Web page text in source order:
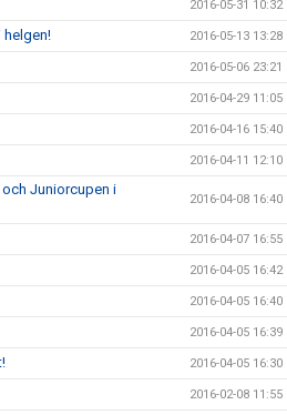
2016-05-31 10:32
helgen! 2016-05-13 13:28
2016-05-06 23:21
2016-04-29 11:05
2016-04-16 15:40
2016-04-11 12:10
Juniorcupen i
2016-04-08 16:40
2016-04-07 16:55
2016-04-05 16:42
2016-04-05 16:40
2016-04-05 16:39
2016-04-05 16:30
2016-02-08 11:55